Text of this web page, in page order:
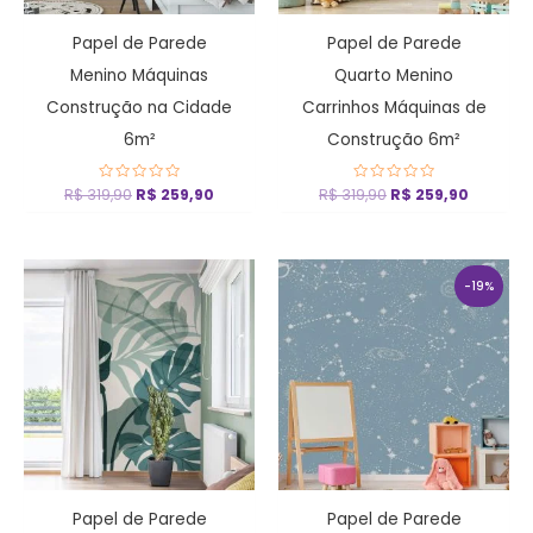
Papel de Parede
Menino Máquinas
Construção na Cidade
6m²
Avaliação
0
R$319,90 R$ 259,90
Papel de Parede
Quarto Menino
Carrinhos Máquinas de
Construção 6m²
Avaliação
0
R$319,90 R$ 259,90
Papel de Parede
-19%
Papel de Parede
O
preço
original
era:
R$ 319,90.
O
preço
atual
é:
R$